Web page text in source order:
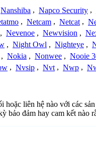
Nanshiba , Napco Security ,
, Netcam , Netcat ,
, Nevenoe , Newvision ,
, Night Owl , Nighteye ,
, Nokia , Nonwee , Nooie
, Nvsip , Nvt , Nwp ,
liên hệ nào với các
bảo đảm hay cam kết nào